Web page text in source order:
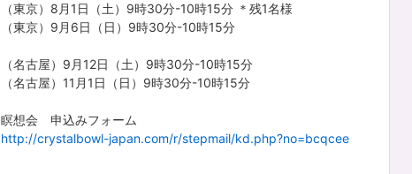
（東京）8月1日（土）9時30分-10時15分 ＊残1名様
（東京）9月6日（日）9時30分-10時15分
（名古屋）9月12日（土）9時30分-10時15分
（名古屋）11月1日（日）9時30分-10時15分
瞑想会 申込みフォーム
http://crystalbowl-japan.com/r/stepmail/kd.php?no=bcqcee